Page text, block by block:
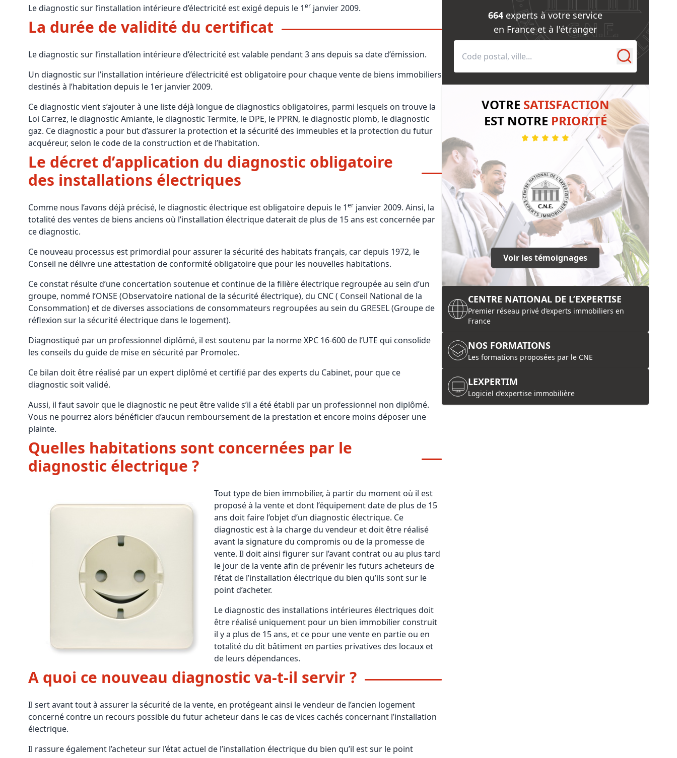
Bioclimatique BBC
Règles d’urbanisme
Pathologies des bâtiments
Lecture et compréhension d’un Plan Local d’Urbanisme (PLU)
Droit de l'environnement et de l'immobilier
Estimer le droit au bail
Développer la gestion locative
Développer et organiser l'activité de Syndic
Biens d’exception, belles demeures, châteaux et traits de côte
IA Essentials®
Maîtrise d’oeuvre
Expertise pré-achat
Le diagnostic sur l’installation intérieure d’électricité est exigé depuis le 1er janvier 2009.
La durée de validité du certificat
Le diagnostic sur l’installation intérieure d’électricité est valable pendant 3 ans depuis sa date d’émission.
Un diagnostic sur l’installation intérieure d’électricité est obligatoire pour chaque vente de biens immobiliers
destinés à l’habitation depuis le 1er janvier 2009.
Ce diagnostic vient s’ajouter à une liste déjà longue de diagnostics obligatoires, parmi lesquels on trouve la
Loi Carrez, le diagnostic Amiante, le diagnostic Termite, le DPE, le PPRN, le diagnostic plomb, le diagnostic
gaz. Ce diagnostic a pour but d’assurer la protection et la sécurité des immeubles et la protection du futur
acquéreur, selon le code de la construction et de l’habitation.
Le décret d’application du diagnostic obligatoire
des installations électriques
Comme nous l’avons déjà précisé, le diagnostic électrique est obligatoire depuis le 1er janvier 2009. Ainsi, la
totalité des ventes de biens anciens où l’installation électrique daterait de plus de 15 ans est concernée par
ce diagnostic.
Ce nouveau processus est primordial pour assurer la sécurité des habitats français, car depuis 1972, le
Conseil ne délivre une attestation de conformité obligatoire que pour les nouvelles habitations.
Ce constat résulte d’une concertation soutenue et continue de la filière électrique regroupée au sein d’un
groupe, nommé l’ONSE (Observatoire national de la sécurité électrique), du CNC ( Conseil National de la
Consommation) et de diverses associations de consommateurs regroupées au sein du GRESEL (Groupe de
réflexion sur la sécurité électrique dans le logement).
Diagnostiqué par un professionnel diplômé, il est soutenu par la norme XPC 16-600 de l’UTE qui consolide
les conseils du guide de mise en sécurité par Promolec.
Ce bilan doit être réalisé par un expert diplômé et certifié par des experts du Cabinet, pour que ce
diagnostic soit validé.
Aussi, il faut savoir que le diagnostic ne peut être valide s’il a été établi par un professionnel non diplômé.
Vous ne pourrez alors bénéficier d’aucun remboursement de la prestation et encore moins déposer une
plainte.
Quelles habitations sont concernées par le
diagnostic électrique ?
Tout type de bien immobilier, à partir du moment où il est
proposé à la vente et dont l’équipement date de plus de 15
ans doit faire l’objet d’un diagnostic électrique. Ce
diagnostic est à la charge du vendeur et doit être réalisé
avant la signature du compromis ou de la promesse de
vente. Il doit ainsi figurer sur l’avant contrat ou au plus tard
le jour de la vente afin de prévenir les futurs acheteurs de
l’état de l’installation électrique du bien qu’ils sont sur le
point d’acheter.
Le diagnostic des installations intérieures électriques doit
être réalisé uniquement pour un bien immobilier construit
il y a plus de 15 ans, et ce pour une vente en partie ou en
totalité du dit bâtiment en parties privatives des locaux et
de leurs dépendances.
A quoi ce nouveau diagnostic va-t-il servir ?
Il sert avant tout à assurer la sécurité de la vente, en protégeant ainsi le vendeur de l’ancien logement
concerné contre un recours possible du futur acheteur dans le cas de vices cachés concernant l’installation
électrique.
Il rassure également l’acheteur sur l’état actuel de l’installation électrique du bien qu’il est sur le point
664 experts à votre service
en France et à l'étranger
VOTRE SATISFACTION
EST NOTRE PRIORITÉ
Voir les témoignages
CENTRE NATIONAL DE L’EXPERTISE
Premier réseau privé d’experts immobiliers en
France
NOS FORMATIONS
Les formations proposées par le CNE
LEXPERTIM
Logiciel d’expertise immobilière